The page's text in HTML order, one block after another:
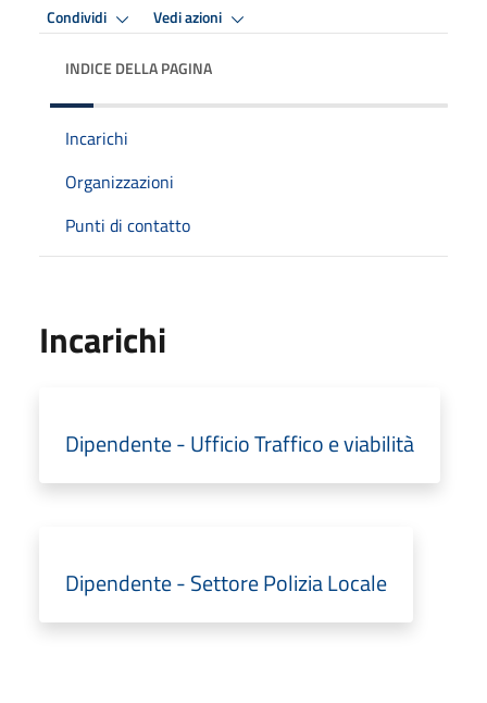
Condividi Vedi azioni
INDICE DELLA PAGINA
Incarichi
Organizzazioni
Punti di contatto
Incarichi
Dipendente - Ufficio Traffico e viabilità
Dipendente - Settore Polizia Locale